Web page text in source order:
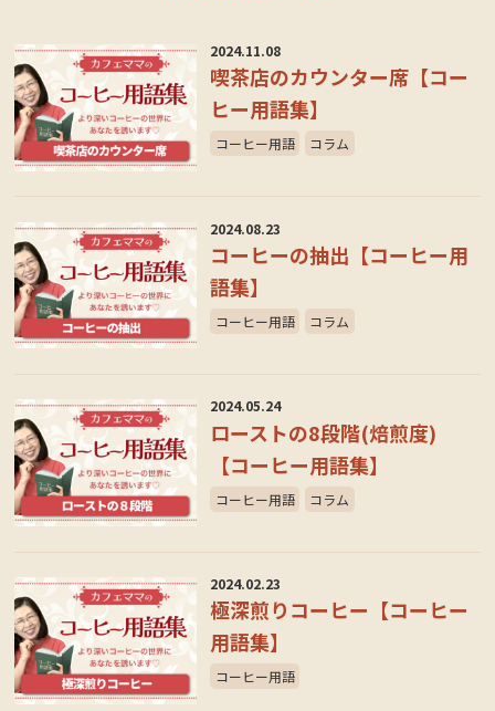
2024.11.08
喫茶店のカウンター席【コー
ヒー用語集】
コーヒー用語 コラム
2024.08.23
コーヒーの抽出【コーヒー用
語集】
コーヒー用語 コラム
2024.05.24
ローストの8段階(焙煎度)
【コーヒー用語集】
コーヒー用語 コラム
2024.02.23
極深煎りコーヒー【コーヒー
用語集】
コーヒー用語